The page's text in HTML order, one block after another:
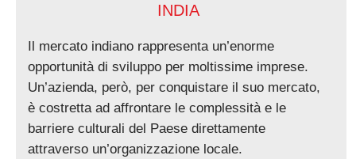
INDIA
Il mercato indiano rappresenta un’enorme
opportunità di sviluppo per moltissime imprese.
Un’azienda, però, per conquistare il suo mercato,
è costretta ad affrontare le complessità e le
barriere culturali del Paese direttamente
attraverso un’organizzazione locale.